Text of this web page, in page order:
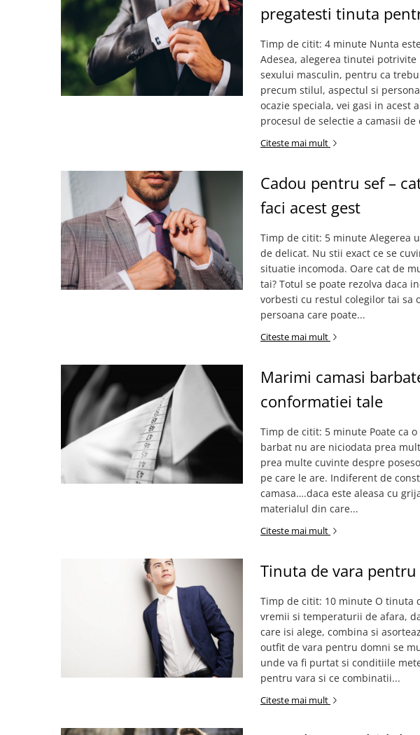
pregatesti tinuta
Timp de citit: 4 minute Nunta
Adesea, alegerea tinutei
sexului masculin, pentru ca
precum stilul, aspectul si
ocazie speciala, vei gasi in acest
procesul de selectie a camasii de
Citeste mai mult
Cadou pentru sef –
faci acest gest
Timp de citit: 5 minute Alegerea
de delicat. Nu stii exact ce se
situatie incomoda. Oare cat de
tai? Totul se poate rezolva daca
vorbesti cu restul colegilor tai sa
persoana care poate...
Citeste mai mult
Marimi camasi
conformatiei tale
Timp de citit: 5 minute Poate ca
barbat nu are niciodata prea
prea multe cuvinte despre
pe care le are. Indiferent de
camasa….daca este aleasa cu
materialul din care...
Citeste mai mult
Tinuta de vara
Timp de citit: 10 minute O tinuta
vremii si temperaturii de afara,
care isi alege, combina si
outfit de vara pentru domni se
unde va fi purtat si conditiile
pentru vara si ce combinatii...
Citeste mai mult